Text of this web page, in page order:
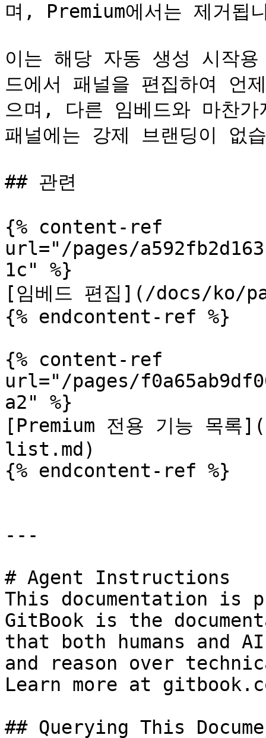
며, Premium에서는 제거됩
이는 해당 자동 생성 시작
드에서 패널을 편집하여 언
으며, 다른 임베드와 마찬
패널에는 강제 브랜딩이 없
## 관련
{% content-ref
url="/pages/
1c" %}
[임베드 편집](/docs/ko/
{% endcontent-ref %}
{% content-ref
url="/pages/
a2" %}
[Premium 전용 기능 목
list.md)
{% endcontent-ref %}
---
# Agent Instructions
This documentation is
GitBook is the
that both humans and
and reason over
Learn more at
## Querying This